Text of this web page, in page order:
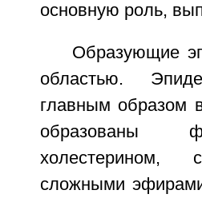
основную роль,
Образующие
областью.
главным образом
образованы
холестерином,
сложными